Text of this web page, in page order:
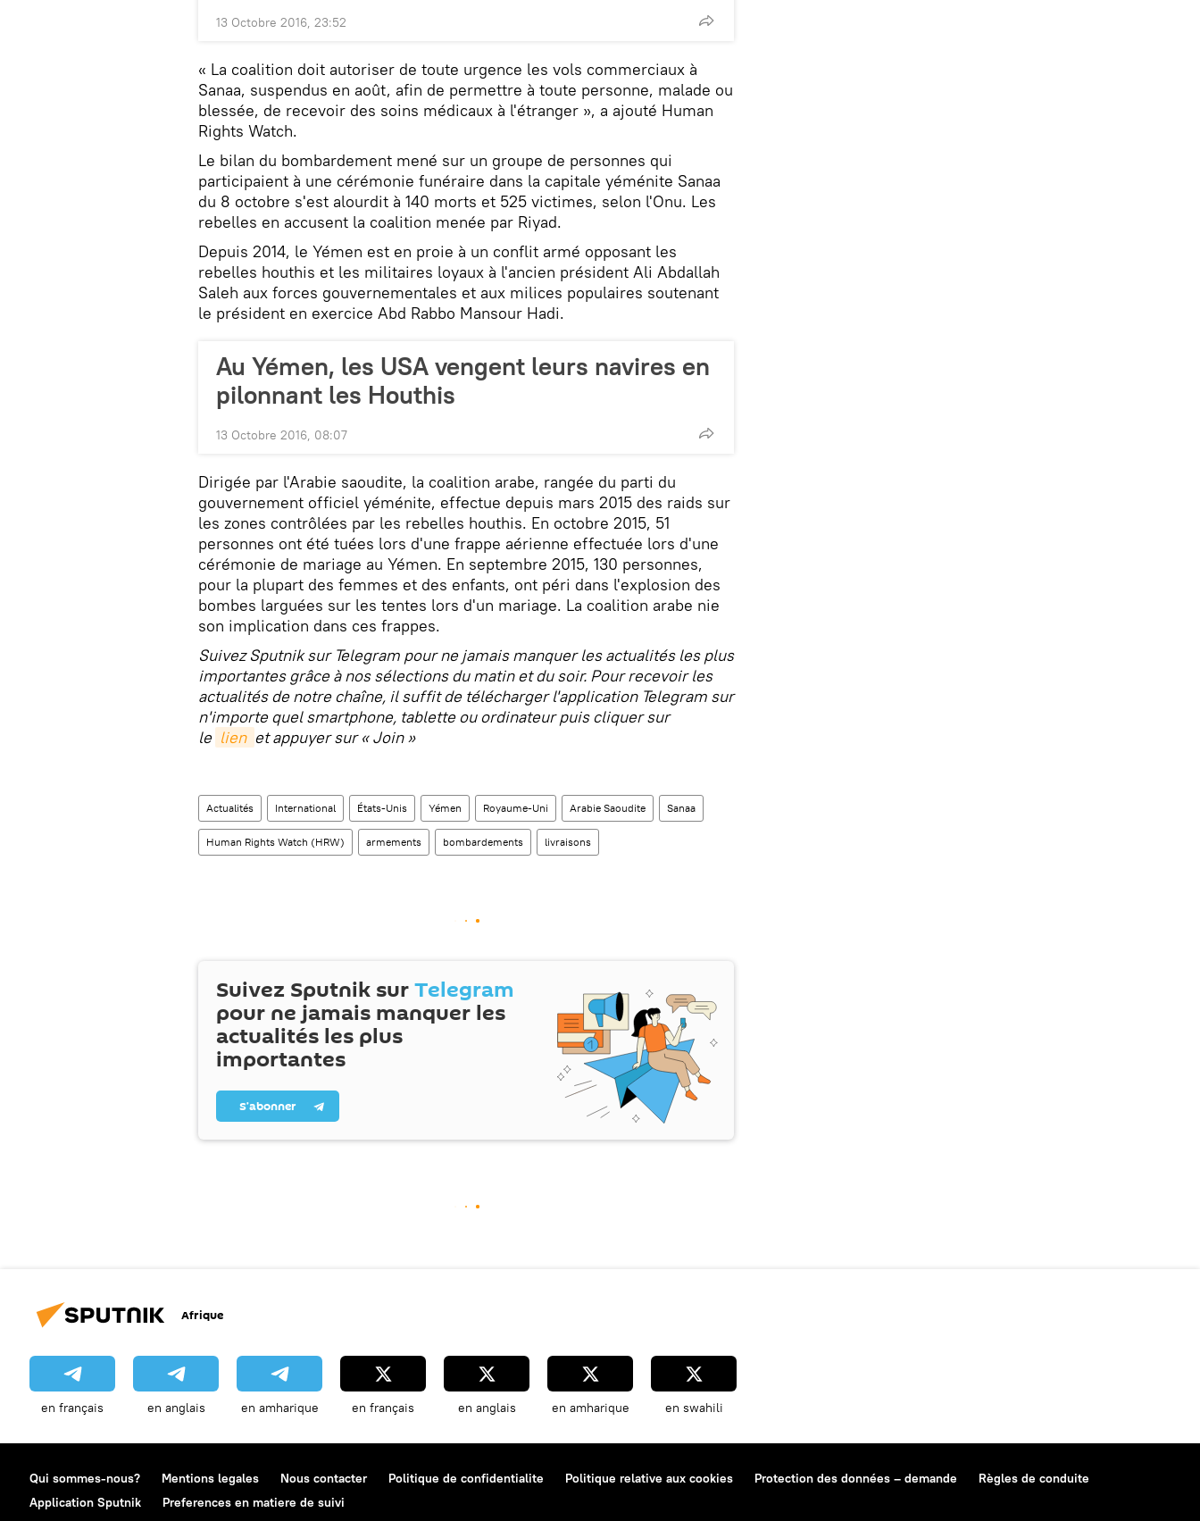
13 Octobre 2016, 23:52
« La coalition doit autoriser de toute urgence les vols commerciaux à
Sanaa, suspendus en août, afin de permettre à toute personne, malade ou
blessée, de recevoir des soins médicaux à l'étranger », a ajouté Human
Rights Watch.
Le bilan du bombardement mené sur un groupe de personnes qui
participaient à une cérémonie funéraire dans la capitale yéménite Sanaa
du 8 octobre s'est alourdit à 140 morts et 525 victimes, selon l'Onu. Les
rebelles en accusent la coalition menée par Riyad.
Depuis 2014, le Yémen est en proie à un conflit armé opposant les
rebelles houthis et les militaires loyaux à l'ancien président Ali Abdallah
Saleh aux forces gouvernementales et aux milices populaires soutenant
le président en exercice Abd Rabbo Mansour Hadi.
Au Yémen, les USA vengent leurs navires en
pilonnant les Houthis
13 Octobre 2016, 08:07
Dirigée par l'Arabie saoudite, la coalition arabe, rangée du parti du
gouvernement officiel yéménite, effectue depuis mars 2015 des raids sur
les zones contrôlées par les rebelles houthis. En octobre 2015, 51
personnes ont été tuées lors d'une frappe aérienne effectuée lors d'une
cérémonie de mariage au Yémen. En septembre 2015, 130 personnes,
pour la plupart des femmes et des enfants, ont péri dans l'explosion des
bombes larguées sur les tentes lors d'un mariage. La coalition arabe nie
son implication dans ces frappes.
Suivez Sputnik sur Telegram pour ne jamais manquer les actualités les plus
importantes grâce à nos sélections du matin et du soir. Pour recevoir les
actualités de notre chaîne, il suffit de télécharger l'application Telegram sur
n'importe quel smartphone, tablette ou ordinateur puis cliquer sur
le lien et appuyer sur « Join »
Actualités International États-Unis Yémen Royaume-Uni Arabie Saoudite Sanaa
Human Rights Watch (HRW) armements bombardements livraisons
Suivez Sputnik surTelegram
pour ne jamais manquer les
actualités les plus
importantes
S’abonner
Afrique
en français en anglais en amharique en français en anglais en amharique en swahili
Qui sommes-nous? Mentions legales Nous contacter Politique de confidentialite Politique relative aux cookies Protection des données – demande
Règles de conduite
Application Sputnik
Preferences en matiere de suivi